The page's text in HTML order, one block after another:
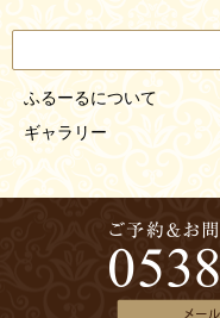
ふるーるについて
ギャラリー